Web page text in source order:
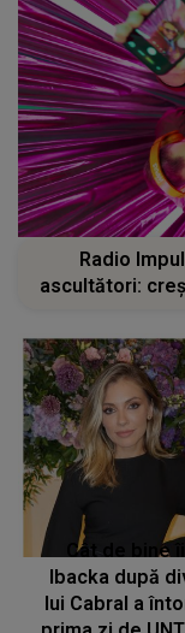
Radio
ascultători:
Cât de bine
Ibacka după
lui Cabral a